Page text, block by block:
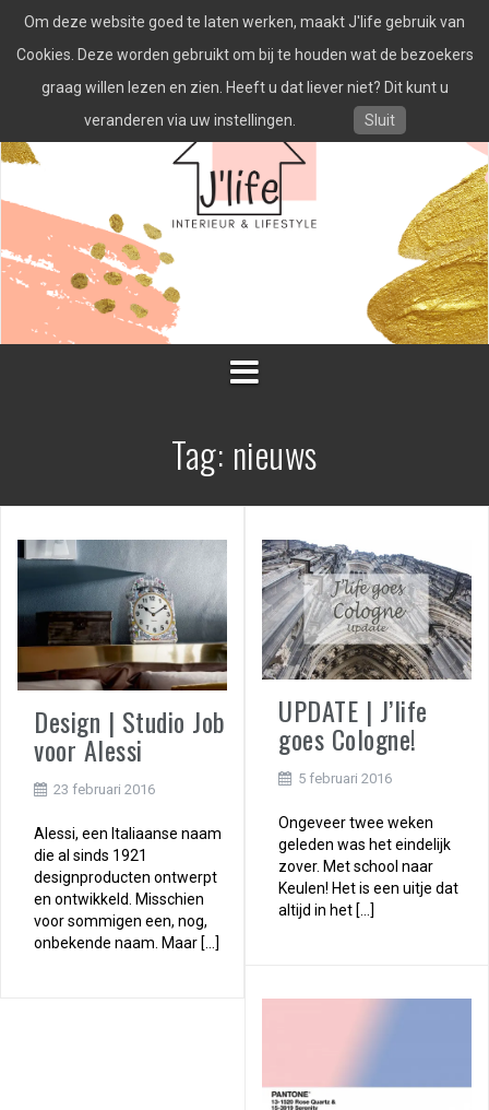
naar
inhoud
Tag: nieuws
Design | Studio Job
voor Alessi
23 februari 2016
Alessi, een Italiaanse naam
die al sinds 1921
designproducten ontwerpt
en ontwikkeld. Misschien
voor sommigen een, nog,
onbekende naam. Maar […]
UPDATE | J’life
goes Cologne!
5 februari 2016
Ongeveer twee weken
geleden was het eindelijk
zover. Met school naar
Keulen! Het is een uitje dat
altijd in het […]
Om deze website goed te laten werken, maakt J'life gebruik van
Cookies. Deze worden gebruikt om bij te houden wat de bezoekers
graag willen lezen en zien. Heeft u dat liever niet? Dit kunt u
veranderen via uw instellingen.
Sluit